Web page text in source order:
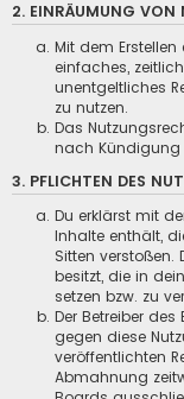
2. EINRÄUMUNG VON
Mit dem
einfaches,
unentgeltliches
zu nutzen.
Das
nach Kündigung
3. PFLICHTEN DES
Du erklärst mit
Inhalte enthält,
Sitten
besitzt, die in
setzen bzw. zu
Der Betreiber
gegen diese
veröffentlichten
Abmahnung